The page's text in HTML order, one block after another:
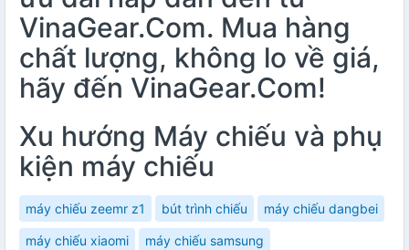
VinaGear.Com. Mua hàng
chất lượng, không lo về giá,
hãy đến VinaGear.Com!
Xu hướng Máy chiếu và phụ
kiện máy chiếu
máy chiếu zeemr z1 bút trình chiếu máy chiếu dangbei
máy chiếu xiaomi máy chiếu samsung